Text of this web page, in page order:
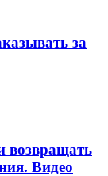
за
возвращать
Видео